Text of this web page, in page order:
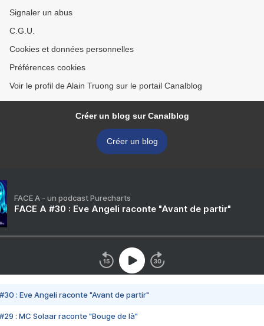
Signaler un abus
C.G.U.
Cookies et données personnelles
Préférences cookies
Voir le profil de Alain Truong sur le portail Canalblog
Créer un blog sur Canalblog
Créer un blog
FACE A - un podcast Purecharts
FACE A #30 : Eve Angeli raconte "Avant de partir"
#30 : Eve Angeli raconte "Avant de partir"
#29 : MC Solaar raconte "Bouge de là"